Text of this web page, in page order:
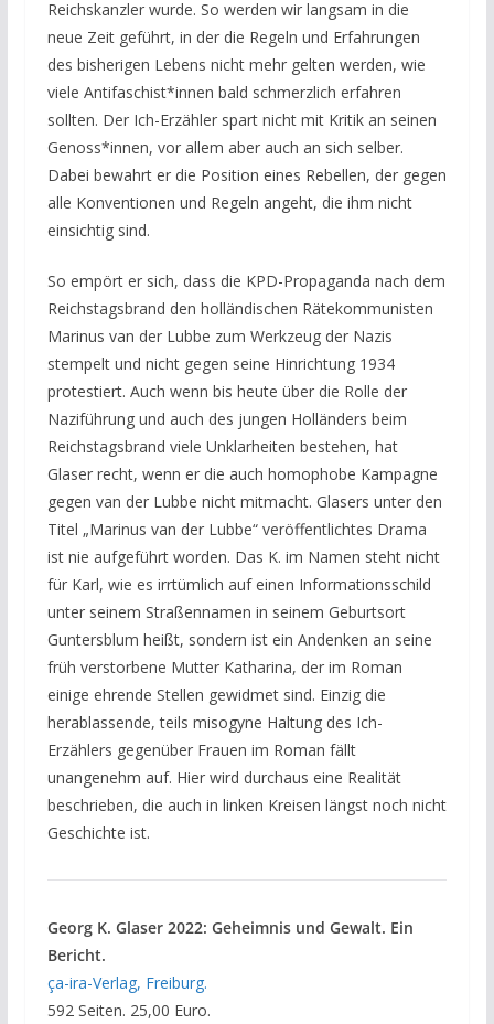
Reichskanzler wurde. So werden wir langsam in die
neue Zeit geführt, in der die Regeln und Erfahrungen
des bisherigen Lebens nicht mehr gelten werden, wie
viele Antifaschist*innen bald schmerzlich erfahren
sollten. Der Ich-Erzähler spart nicht mit Kritik an seinen
Genoss*innen, vor allem aber auch an sich selber.
Dabei bewahrt er die Position eines Rebellen, der gegen
alle Konventionen und Regeln angeht, die ihm nicht
einsichtig sind.
So empört er sich, dass die KPD-Propaganda nach dem
Reichstagsbrand den holländischen Rätekommunisten
Marinus van der Lubbe zum Werkzeug der Nazis
stempelt und nicht gegen seine Hinrichtung 1934
protestiert. Auch wenn bis heute über die Rolle der
Naziführung und auch des jungen Holländers beim
Reichstagsbrand viele Unklarheiten bestehen, hat
Glaser recht, wenn er die auch homophobe Kampagne
gegen van der Lubbe nicht mitmacht. Glasers unter den
Titel „Marinus van der Lubbe“ veröffentlichtes Drama
ist nie aufgeführt worden. Das K. im Namen steht nicht
für Karl, wie es irrtümlich auf einen Informationsschild
unter seinem Straßennamen in seinem Geburtsort
Guntersblum heißt, sondern ist ein Andenken an seine
früh verstorbene Mutter Katharina, der im Roman
einige ehrende Stellen gewidmet sind. Einzig die
herablassende, teils misogyne Haltung des Ich-
Erzählers gegenüber Frauen im Roman fällt
unangenehm auf. Hier wird durchaus eine Realität
beschrieben, die auch in linken Kreisen längst noch nicht
Geschichte ist.
Georg K. Glaser 2022: Geheimnis und Gewalt. Ein
Bericht.
ça-ira-Verlag, Freiburg.
592 Seiten. 25,00 Euro.